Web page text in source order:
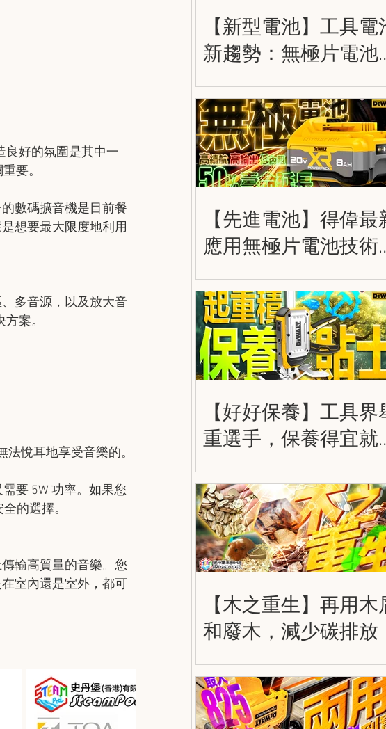
良好的氛圍是其中一
要。
數碼擴音機是目前餐
想要最大限度地利用
多音源，以及放大音
案。
悅耳地享受音樂的。
要 5W 功率。如果您
的選擇。
輸高質量的音樂。您
室內還是室外，都可
【新型電池】工具電
新趨勢：無極片電池
薄片電池 (軟包電池)
Tabless Cell & Pouch
Cell
【先進電池】得偉最
應用無極片電池技術
大容量，更輕巧，更
勁！得偉 20V 8.0Ah
極電池 DEWALT
POWERPACK
【好好保養】工具界
重選手，保養得宜就
走得更遠！得偉大力
奇積 DWHT83550
【木之重生】再用木
和廢木，減少碳排放